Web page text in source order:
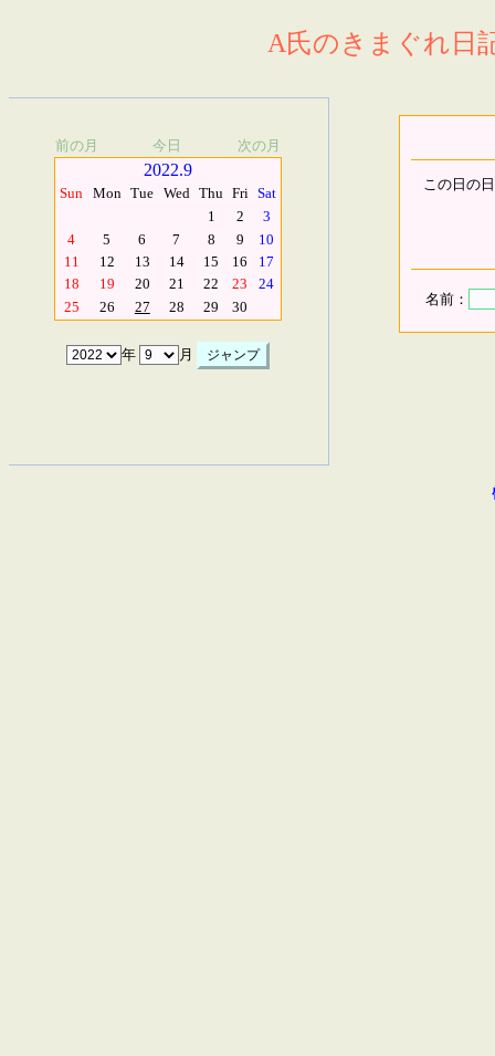
A氏のきまぐれ日
前の月 今日 次の月
2022.9
Sun Mon Tue Wed Thu Fri Sat
1
2
3
4
5 6 7 8 9
10
11
12 13 14 15 16
17
18
19 20 21 22 23
24
25
26 27 28 29 30
年 月
この日の
名前：